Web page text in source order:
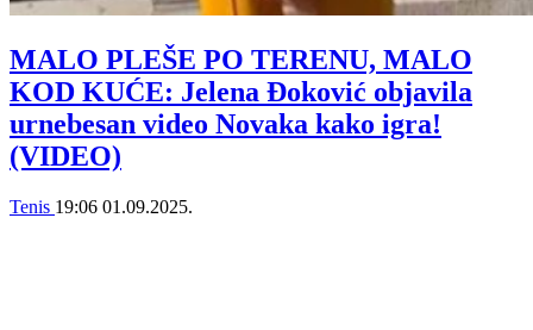
MALO PLEŠE PO TERENU, MALO
KOD KUĆE: Jelena Đoković objavila
urnebesan video Novaka kako igra!
(VIDEO)
Tenis 19:06 01.09.2025.